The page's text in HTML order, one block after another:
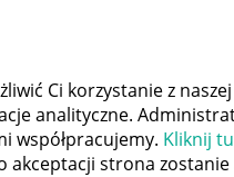
Ci korzystanie z
analityczne.
współpracujemy. Kliknij
akceptacji strona